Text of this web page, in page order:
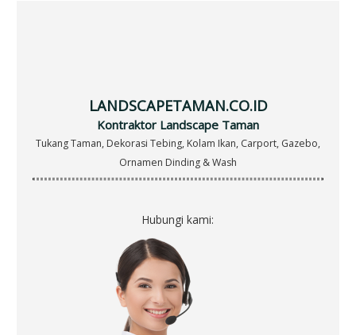
LANDSCAPETAMAN.CO.ID
Kontraktor Landscape Taman
Tukang Taman, Dekorasi Tebing, Kolam Ikan, Carport, Gazebo,
Ornamen Dinding & Wash
Hubungi kami: